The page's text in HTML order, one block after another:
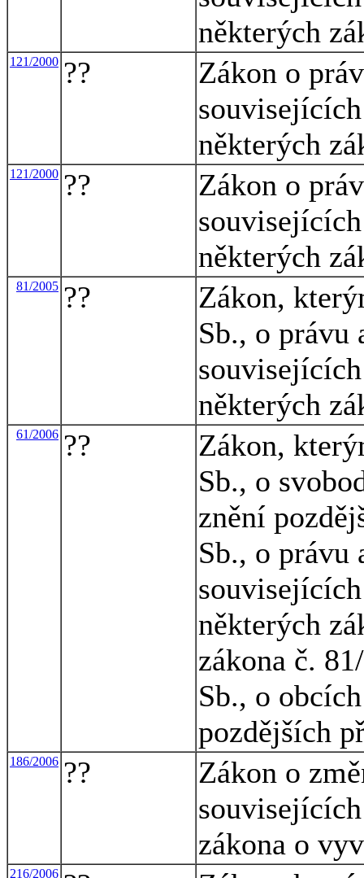
některých
121/2000 ??
Zákon o
některých
121/2000 ??
Zákon o
některých
81/2005 ??
Zákon,
Sb., o právu
některých
61/2006 ??
Zákon,
Sb., o
znění
Sb., o právu
některých
zákona č.
Sb., o
pozdějších
186/2006 ??
Zákon o
zákona o
216/2006